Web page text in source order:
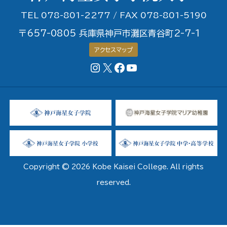
TEL 078-801-2277 / FAX 078-801-5190
〒657-0805 兵庫県神戸市灘区青谷町2-7-1
アクセスマップ
Instagram
X FacebookページYouTubeチャンネル
Copyright © 2026 Kobe Kaisei College. All rights
reserved.